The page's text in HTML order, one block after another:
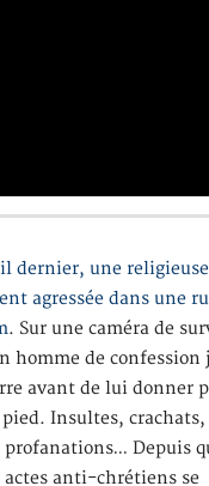
dernier, une
agressée dans une
. Sur une caméra de
homme de confession
avant de lui donner
pied. Insultes, crachats,
profanations… Depuis
actes anti-chrétiens se